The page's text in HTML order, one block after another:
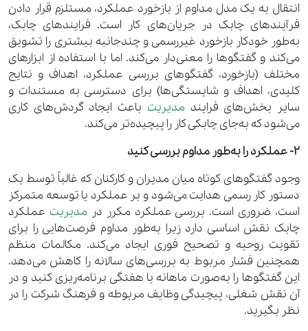
انتقال به یک مدل مداوم از بازخورد عملکرد، مستلزم قرار دادن
فرآیندهای چابک در جریان‌های کار است. فرایندهای چابک،
به‌طور خودکار بازخورد غیررسمی و چندجانبه بیشتری را تشویق
می‌کند و گفتگوها را معنی‌دار می‌کند. اما با استفاده از ابزارهای
مختلف (بازخورد، گفتگوهای بررسی عملکرد، اهداف و نتایج
کلیدی، اهداف و شایستگی‌ها) برای دسترسی به مستندات و
سایر بخش‌های فرایند مدیریت باعث ایجاد گردش‌های کاری
می‌شود که به‌جای چابکی کار را پیچیده‌تر می‌کند.
2- عملکرد را به‌طور مداوم بررسی کنید
وجود گفتگوهای کوتاه میان مدیران و کارکنان که غالباً توسط یک
دستور کار رسمی هدایت می‌شود و بر عملکرد یا توسعه متمرکز
است، ضروری است. بررسی عملکرد مکرر در مدیریت عملکرد
چابک نقش اساسی دارد زیرا به‌طور مداوم فرصت‌هایی را برای
تقویت روحیه و تصحیح فوری ایجاد می‌کند. مکالمات منظم
همچنین فشار مربوط به بررسی‌های سالانه را کاهش می‌دهد.
این گفتگوها را به‌صورت ماهانه یا هفتگی برنامه‌ریزی کنید و در
آن نقش شغلی، پیچیدگی وظایف مربوطه و فرهنگ شرکت را در
نظر بگیرید.